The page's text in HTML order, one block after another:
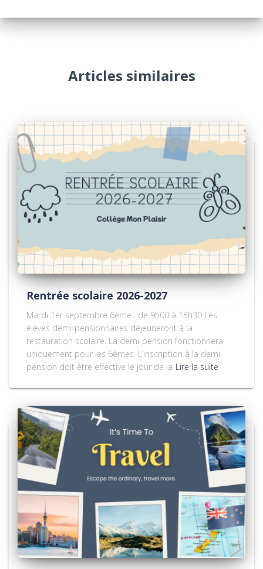
Articles similaires
Rentrée scolaire 2026-2027
Mardi 1er septembre 6ème : de 9h00 à 15h30 Les
élèves demi-pensionnaires déjeuneront à la
restauration scolaire. La demi-pension fonctionnera
uniquement pour les 6èmes. L’inscription à la demi-
pension doit être effective le jour de la Lire la suite